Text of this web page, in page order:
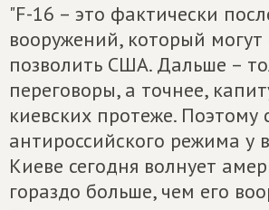
"F-16 – это фактически
вооружений, который могут
позволить США. Дальше –
переговоры, а точнее,
киевских протеже. Поэтому
антироссийского режима у
Киеве сегодня волнует
гораздо больше, чем его